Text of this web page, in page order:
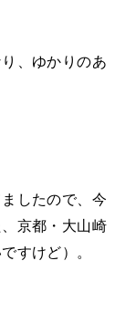
、ゆかりのあ
したので、今
京都・大山崎
すけど）。